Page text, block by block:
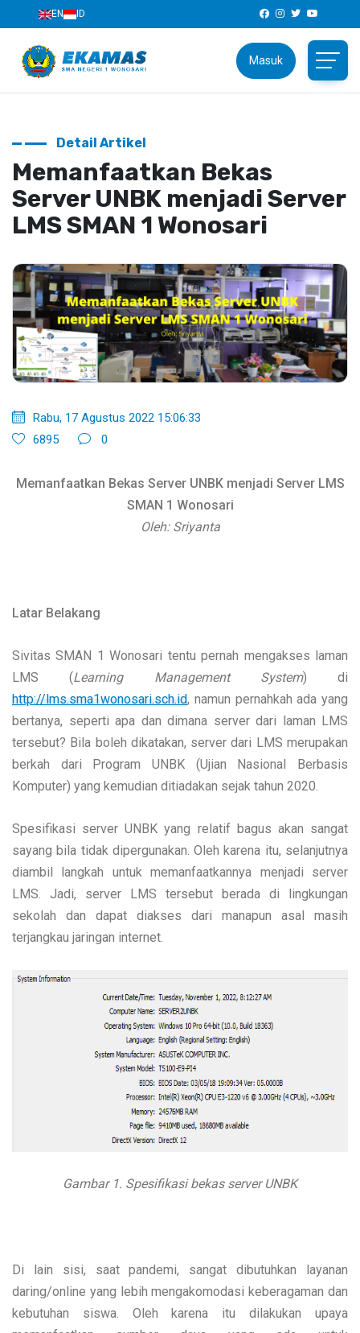
EN ID
Masuk
Detail Artikel
Memanfaatkan Bekas
Server UNBK menjadi Server
LMS SMAN 1 Wonosari
Rabu, 17 Agustus 2022 15:06:33
6895
0
Memanfaatkan Bekas Server UNBK menjadi Server LMS
SMAN 1 Wonosari
Oleh: Sriyanta
Latar Belakang
Sivitas SMAN 1 Wonosari tentu pernah mengakses laman
LMS (Learning Management System) di
http://lms.sma1wonosari.sch.id, namun pernahkah ada yang
bertanya, seperti apa dan dimana server dari laman LMS
tersebut? Bila boleh dikatakan, server dari LMS merupakan
berkah dari Program UNBK (Ujian Nasional Berbasis
Komputer) yang kemudian ditiadakan sejak tahun 2020.
Spesifikasi server UNBK yang relatif bagus akan sangat
sayang bila tidak dipergunakan. Oleh karena itu, selanjutnya
diambil langkah untuk memanfaatkannya menjadi server
LMS. Jadi, server LMS tersebut berada di lingkungan
sekolah dan dapat diakses dari manapun asal masih
terjangkau jaringan internet.
Gambar 1. Spesifikasi bekas server UNBK
Di lain sisi, saat pandemi, sangat dibutuhkan layanan
daring/online yang lebih mengakomodasi keberagaman dan
kebutuhan siswa. Oleh karena itu dilakukan upaya